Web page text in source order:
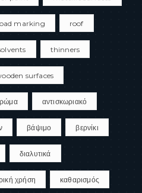
marking roof
thinners
surfaces
αντισκωριακό
βάψιμο βερνίκι
διαλυτικά
χρήση καθαρισμός